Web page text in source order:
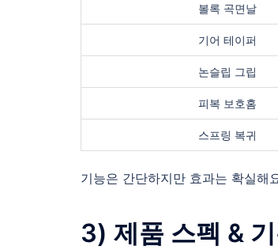
볼록 곡면날
기어 테이퍼
논슬립 그립
피복 보호홈
스프링 복귀
기능은 간단하지만 효과는 확실해
3) 제품 스펙 &